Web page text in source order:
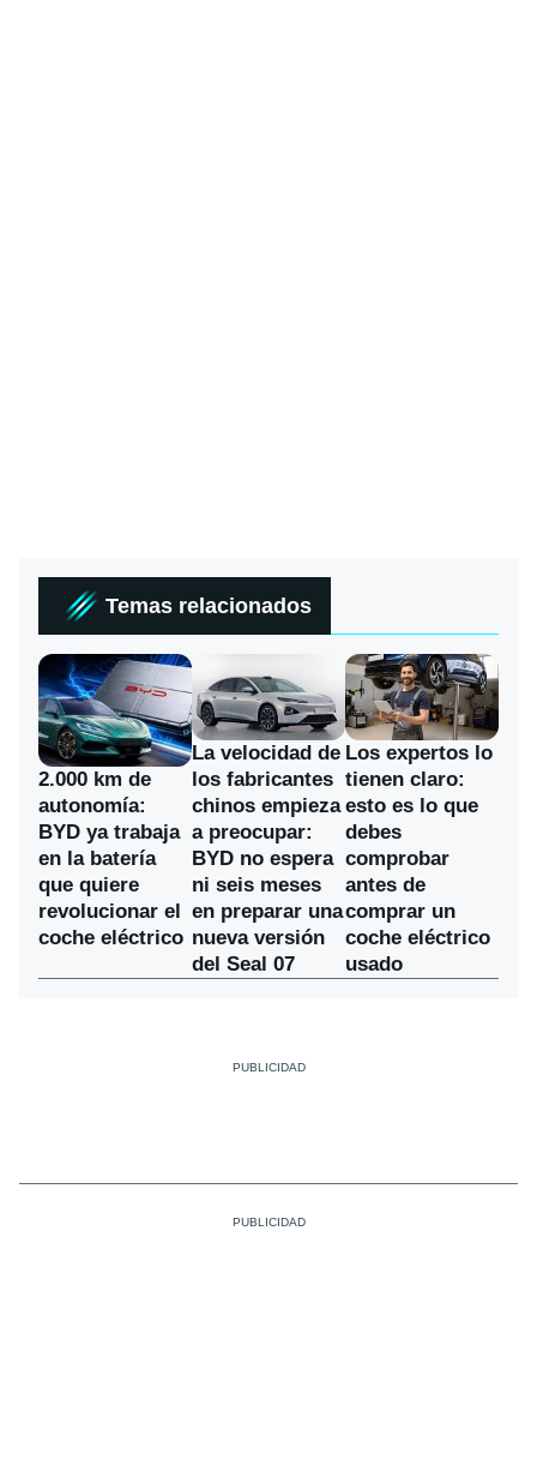
Temas relacionados
2.000 km de
autonomía:
BYD ya trabaja
en la batería
que quiere
revolucionar el
coche eléctrico
La velocidad de
los fabricantes
chinos empieza
a preocupar:
BYD no espera
ni seis meses
en preparar una
nueva versión
del Seal 07
Los expertos lo
tienen claro:
esto es lo que
debes
comprobar
antes de
comprar un
coche eléctrico
usado